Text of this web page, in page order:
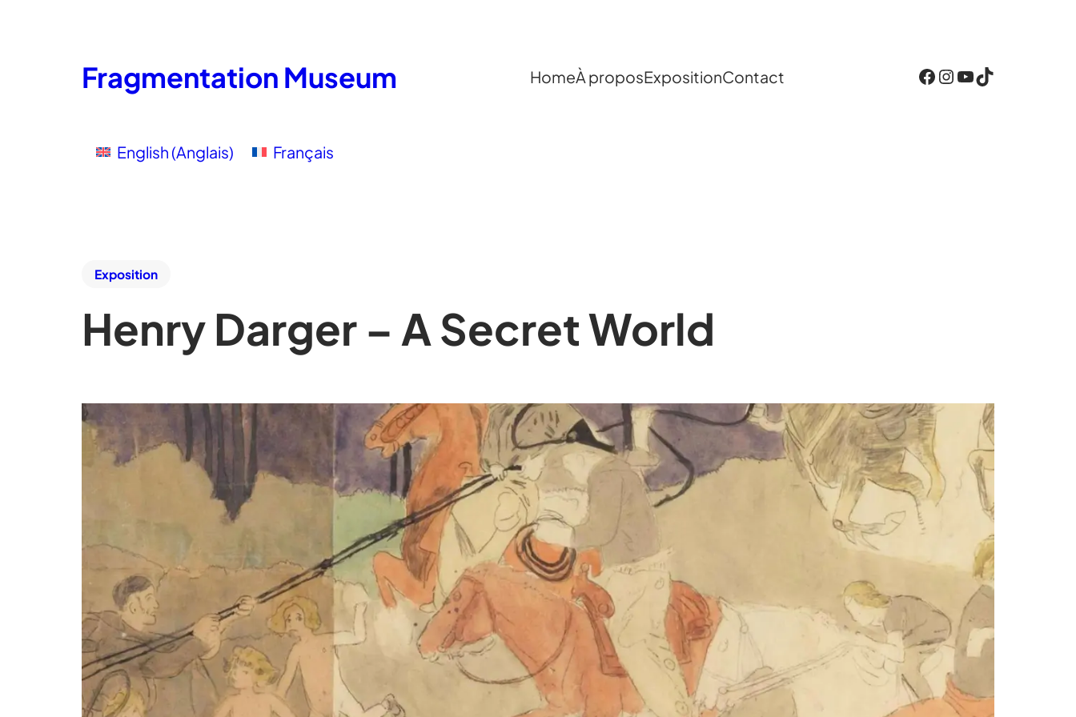
Fragmentation Museum HomeÀ proposExpositionContact Facebook InstagramYouTube TikTok
English (Anglais) Français
Exposition
Henry Darger – A Secret World